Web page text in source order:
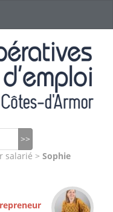
salarié > Sophie